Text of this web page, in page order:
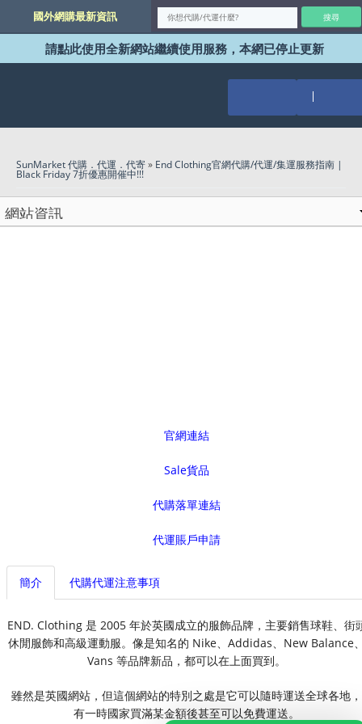
國外網購最新資訊
請點此使用全新網站繼續使用服務，本網已停止更新
SunMarket 代購．代運．代寄» End Clothing官網代購/代運/集運服務指南 |
Black Friday 7折優惠開催中!!!
官網連結
Sale貨品
代購落單連結
代運賬戶申請
簡介 代購代運注意事項
END. Clothing 是 2005 年於英國成立的服飾品牌，主要銷售球鞋、街
休閒服飾和高級運動服。像是知名的 Nike、Addidas、New Balance
Vans 等品牌新品，都可以在上面買到。
雖然是英國網站，但這個網站的特別之處是它可以隨時運送全球各地，
有一時國家買滿某金額後甚至可以免費運送。